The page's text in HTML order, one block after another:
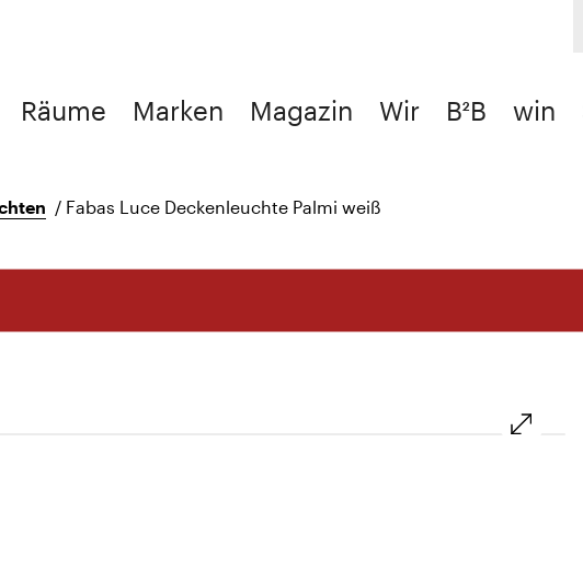
Räume Marken Magazin Wir B²B win
/ Fabas Luce Deckenleuchte Palmi weiß